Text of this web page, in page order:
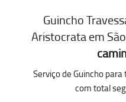
Guincho
Aristocrata em
Serviço de Guincho
com total